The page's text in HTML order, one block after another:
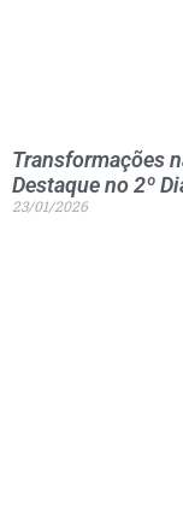
Transformações
Destaque no 2º
23/01/2026